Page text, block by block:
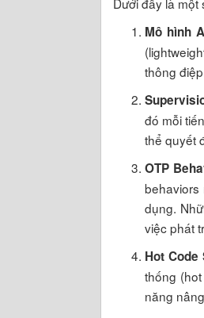
Mô hình
thông
đó mỗi
thể quyết
OTP
behaviors
dụng.
việc phát
Hot Code
thống
năng